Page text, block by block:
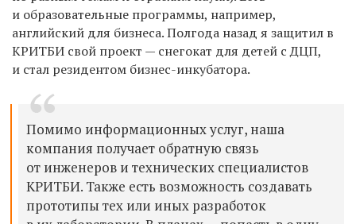
и образовательные программы, например,
английский для бизнеса. Полгода назад я защитил в
КРИТБИ свой проект — снегокат для детей с ДЦП,
и стал резидентом бизнес-инкубатора.
Помимо информационных услуг, наша
компания получает обратную связь
от инженеров и технических специалистов
КРИТБИ. Также есть возможность создавать
прототипы тех или иных разработок